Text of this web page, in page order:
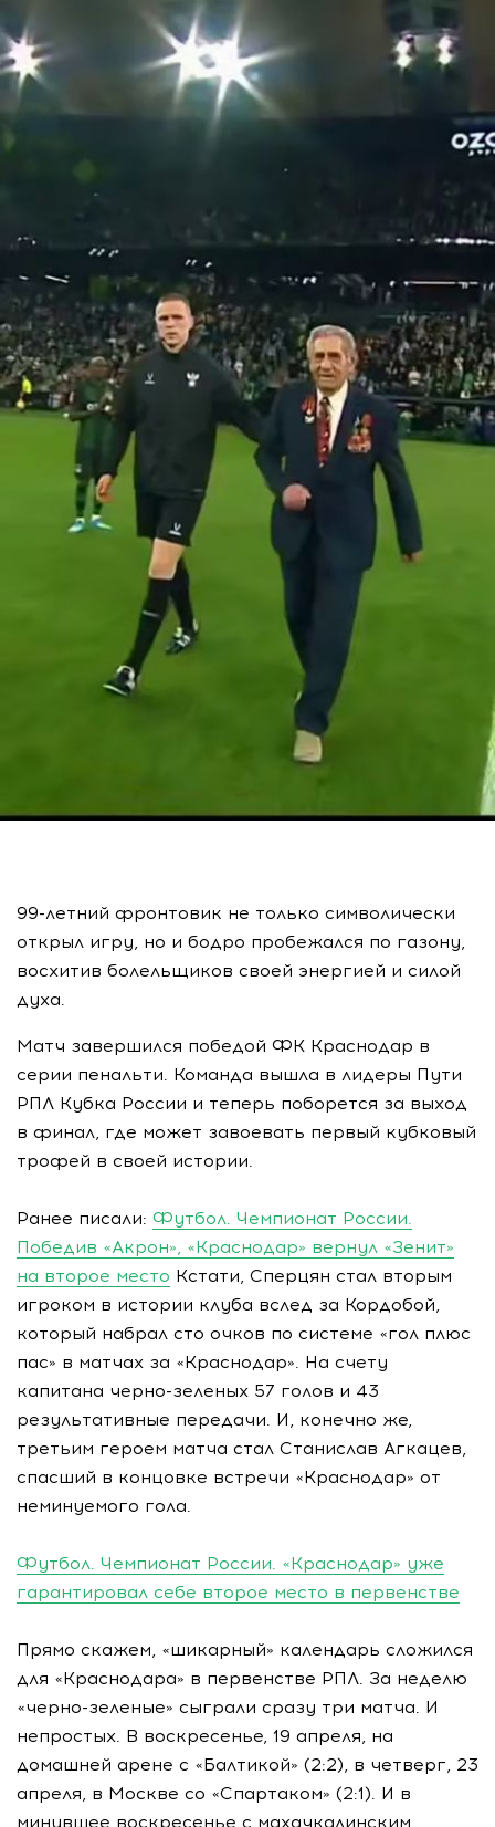
99-летний фронтовик не только символически
открыл игру, но и бодро пробежался по газону,
восхитив болельщиков своей энергией и силой
духа.
Матч завершился победой ФК Краснодар в
серии пенальти. Команда вышла в лидеры Пути
РПЛ Кубка России и теперь поборется за выход
в финал, где может завоевать первый кубковый
трофей в своей истории.
Ранее писали: Футбол. Чемпионат России.
Победив «Акрон», «Краснодар» вернул «Зенит»
на второе место Кстати, Сперцян стал вторым
игроком в истории клуба вслед за Кордобой,
который набрал сто очков по системе «гол плюс
пас» в матчах за «Краснодар». На счету
капитана черно-зеленых 57 голов и 43
результативные передачи. И, конечно же,
третьим героем матча стал Станислав Агкацев,
спасший в концовке встречи «Краснодар» от
неминуемого гола.
Футбол. Чемпионат России. «Краснодар» уже
гарантировал себе второе место в первенстве
Прямо скажем, «шикарный» календарь сложился
для «Краснодара» в первенстве РПЛ. За неделю
«черно-зеленые» сыграли сразу три матча. И
непростых. В воскресенье, 19 апреля, на
домашней арене с «Балтикой» (2:2), в четверг, 23
апреля, в Москве со «Спартаком» (2:1). И в
минувшее воскресенье с махачкалинским